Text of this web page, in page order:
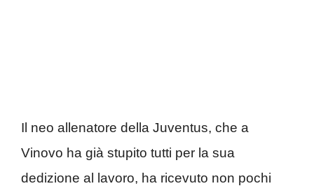
Il neo allenatore della Juventus, che a
Vinovo ha già stupito tutti per la sua
dedizione al lavoro, ha ricevuto non pochi